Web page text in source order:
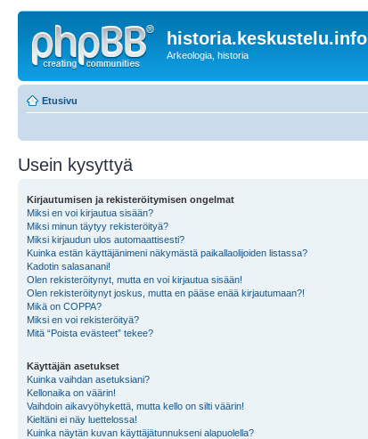
historia.keskustelu.info
Arkeologia, historia
Etusivu
Usein kysyttyä
Kirjautumisen ja rekisteröitymisen ongelmat
Miksi en voi kirjautua sisään?
Miksi minun täytyy rekisteröityä?
Miksi kirjaudun ulos automaattisesti?
Kuinka estän käyttäjänimeni näkymästä paikallaolijoiden listassa?
Kadotin salasanani!
Olen rekisteröitynyt, mutta en voi kirjautua sisään!
Olen rekisteröitynyt joskus, mutta en pääse enää kirjautumaan?!
Mikä on COPPA?
Miksi en voi rekisteröityä?
Mitä “Poista evästeet” tekee?
Käyttäjän asetukset
Kuinka vaihdan asetuksiani?
Kellonaika on väärin!
Vaihdoin aikavyöhykettä, mutta kello on silti väärin!
Kieltäni ei näy luettelossa!
Kuinka näytän kuvan käyttäjätunnukseni alapuolella?